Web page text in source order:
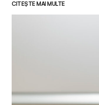
CITEȘTE MAI MULTE